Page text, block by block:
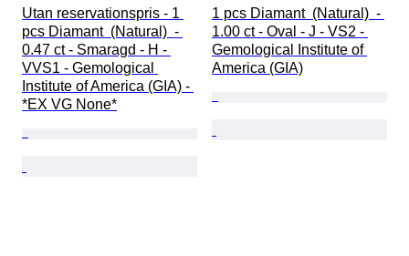
Utan reservationspris - 1
pcs Diamant  (Natural)  -
0.47 ct - Smaragd - H -
VVS1 - Gemological
Institute of America (GIA) -
*EX VG None*
1 pcs Diamant  (Natural)  -
1.00 ct - Oval - J - VS2 -
Gemological Institute of
America (GIA)